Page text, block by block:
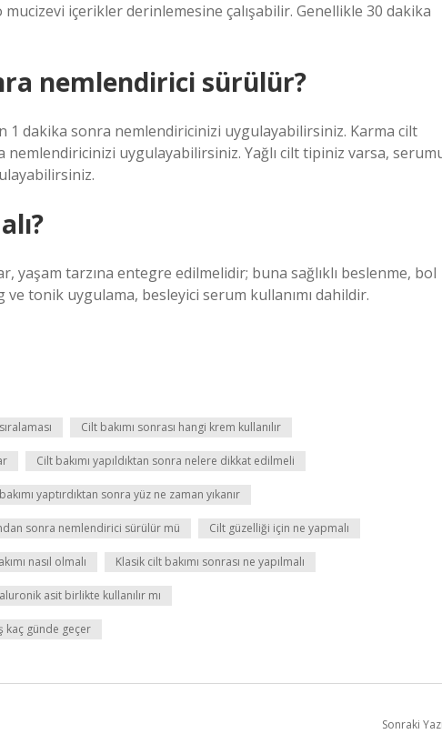
içerikler derinlemesine çalışabilir. Genellikle 30 dakika
nemlendirici sürülür?
dakika sonra nemlendiricinizi uygulayabilirsiniz. Karma cilt
uygulayabilirsiniz. Yağlı cilt tipiniz varsa,
tarzına entegre edilmelidir; buna sağlıklı beslenme, bol
tonik uygulama, besleyici serum kullanımı dahildir.
Cilt bakımı sonrası hangi krem kullanılır
Cilt bakımı yapıldıktan sonra nelere dikkat edilmeli
yaptırdıktan sonra yüz ne zaman yıkanır
sonra nemlendirici sürülür mü Cilt güzelliği için ne yapmalı
nasıl olmalı Klasik cilt bakımı sonrası ne yapılmalı
asit birlikte kullanılır mı
kaç günde geçer
Sonraki